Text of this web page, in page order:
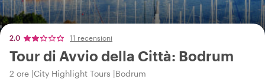
2,0 11 recensioni
Tour di Avvio della Città: Bodrum
2 ore City Highlight Tours Bodrum